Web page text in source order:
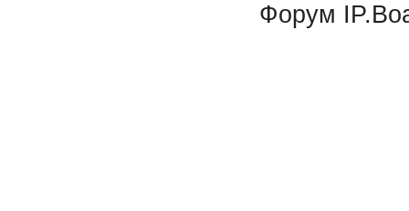
Форум